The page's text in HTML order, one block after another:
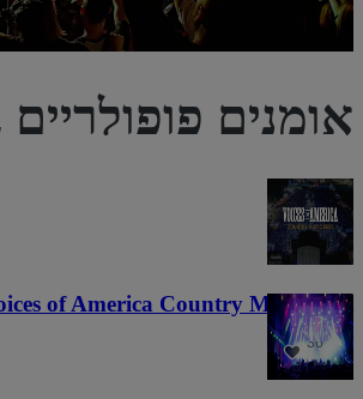
אומנים
of America Country Music Fest
36